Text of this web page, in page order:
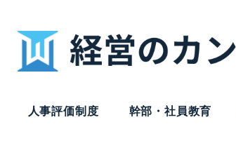
人事評価制度 幹部・社員教育